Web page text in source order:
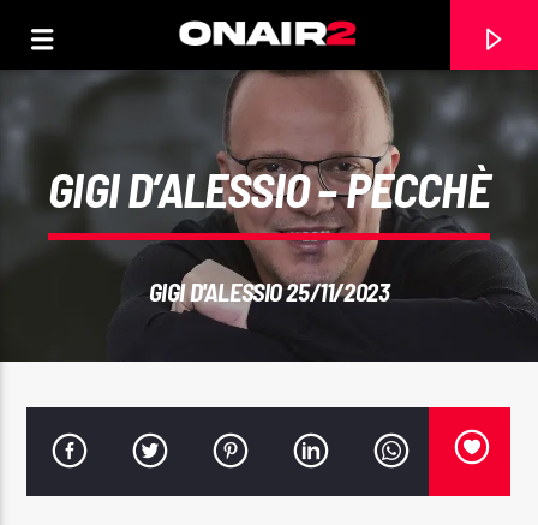
TRACCIA CORRENTE
TITOLO
GIGI D’ALESSIO – PECCHÈ
GIGI D'ALESSIO 25/11/2023